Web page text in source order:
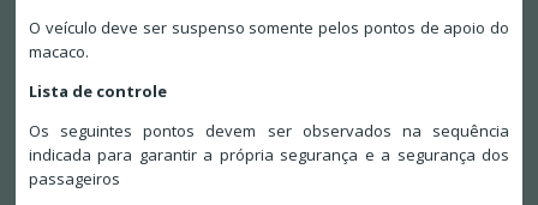
O veículo deve ser suspenso somente pelos pontos de apoio do
macaco.
Lista de controle
Os seguintes pontos devem ser observados na sequência
indicada para garantir a própria segurança e a segurança dos
passageiros